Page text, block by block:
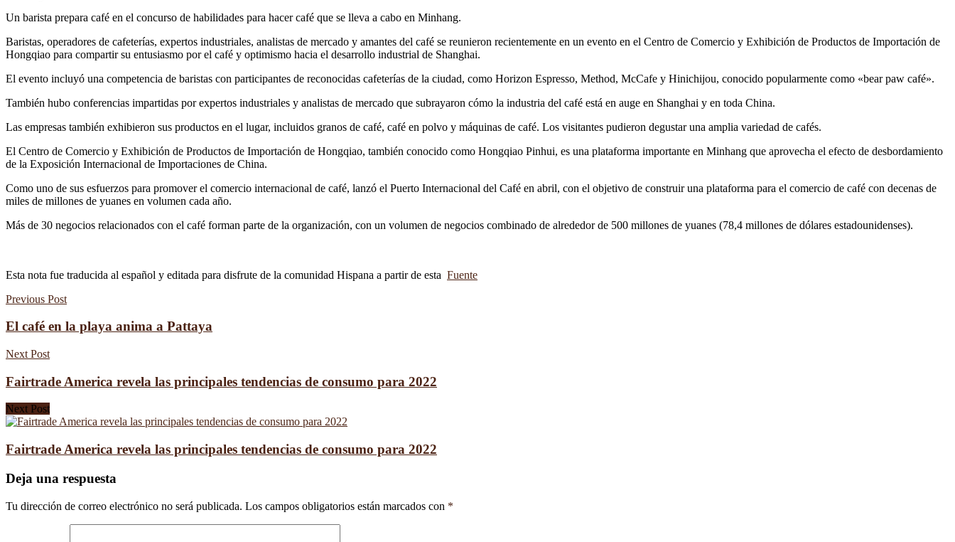
Un barista prepara café en el concurso de habilidades para hacer café que se lleva a cabo en Minhang.
Baristas, operadores de cafeterías, expertos industriales, analistas de mercado y amantes del café se reunieron recientemente en un evento en el Centro de Comercio y Exhibición de Productos de Importación de
Hongqiao para compartir su entusiasmo por el café y optimismo hacia el desarrollo industrial de Shanghai.
El evento incluyó una competencia de baristas con participantes de reconocidas cafeterías de la ciudad, como Horizon Espresso, Method, McCafe y Hinichijou, conocido popularmente como «bear paw café».
También hubo conferencias impartidas por expertos industriales y analistas de mercado que subrayaron cómo la industria del café está en auge en Shanghai y en toda China.
Las empresas también exhibieron sus productos en el lugar, incluidos granos de café, café en polvo y máquinas de café. Los visitantes pudieron degustar una amplia variedad de cafés.
El Centro de Comercio y Exhibición de Productos de Importación de Hongqiao, también conocido como Hongqiao Pinhui, es una plataforma importante en Minhang que aprovecha el efecto de desbordamiento
de la Exposición Internacional de Importaciones de China.
Como uno de sus esfuerzos para promover el comercio internacional de café, lanzó el Puerto Internacional del Café en abril, con el objetivo de construir una plataforma para el comercio de café con decenas de
miles de millones de yuanes en volumen cada año.
Más de 30 negocios relacionados con el café forman parte de la organización, con un volumen de negocios combinado de alrededor de 500 millones de yuanes (78,4 millones de dólares estadounidenses).
Esta nota fue traducida al español y editada para disfrute de la comunidad Hispana a partir de esta Fuente
Previous Post
El café en la playa anima a Pattaya
Next Post
Fairtrade America revela las principales tendencias de consumo para 2022
Next Post
Fairtrade America revela las principales tendencias de consumo para 2022
Deja una respuesta
Tu dirección de correo electrónico no será publicada. Los campos obligatorios están marcados con *